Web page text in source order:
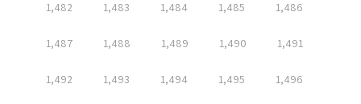
1,482 1,483 1,484 1,485 1,486
1,487 1,488 1,489 1,490 1,491
1,492 1,493 1,494 1,495 1,496